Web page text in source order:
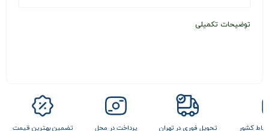
توضیحات تکمیلی
نقاط کشور تحویل فوری در تهران پرداخت در محل تضمین بهترین قیمت